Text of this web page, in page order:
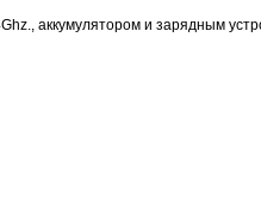
аккумулятором и зарядным